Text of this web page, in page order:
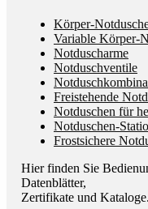
Körper-
Variable Körper-
Notduscharme
Notduschventile
Freistehende
Notduschen für
Notduschen-
Frostsichere
Hier finden Sie
Datenblätter,
Zertifikate und Kataloge.